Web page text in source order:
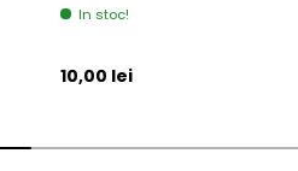
In stoc!
Pret initial
10,00 lei